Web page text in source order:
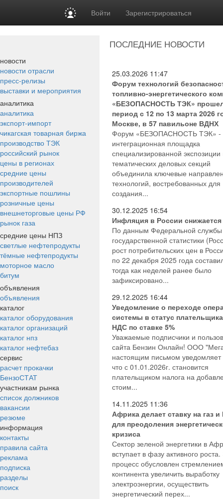
Войти Зарегистрироваться
новости
новости отрасли
пресс-релизы
выставки и мероприятия
аналитика
аналитика
экспорт-импорт
чикагская товарная биржа
производство ТЭК
российский рынок
цены в регионах
средние цены
производителей
экспортные пошлины
розничные цены
внешнеторговые цены РФ
рынок газа
средние цены НПЗ
светлые нефтепродукты
тёмные нефтепродукты
моторное масло
битум
объявления
объявления
каталог
каталог оборудования
каталог организаций
каталог нпз
каталог нефтебаз
сервис
расчет прокачки
БензоСТАТ
участникам рынка
список должников
вакансии
резюме
информация
контакты
правила сайта
реклама
подписка
разделы
поиск
ПОСЛЕДНИЕ НОВОСТИ
25.03.2026 11:47
Форум технологий
топливно-энергетического
«БЕЗОПАСНОСТЬ ТЭК»
период с 12 по 13 марта 2026
Москве, в 57 павильоне ВДНХ
Форум «БЕЗОПАСНОСТЬ ТЭК» -
интеграционная площадка
специализированной экспозиции
тематических деловых секций
объединила ключевые
технологий, востребованных для
создания...
30.12.2025 16:54
Инфляция в России снижается
По данным Федеральной службы
государственной статистики
рост потребительских цен в
по 22 декабря 2025 года
тогда как неделей ранее было
зафиксировано...
29.12.2025 16:44
Уведомление о переходе
системы в статус
НДС по ставке 5%
Уважаемые подписчики и
сайта Бензин Онлайн! ООО
настоящим письмом уведомляет
что с 01.01.2026г. становится
плательщиком налога на
стоим...
14.11.2025 11:36
Африка делает ставку на газ
для преодоления
кризиса
Сектор зеленой энергетики в
вступает в фазу активного роста.
процесс обусловлен
континента увеличить выработку
электроэнергии, осуществить
энергетический перех...